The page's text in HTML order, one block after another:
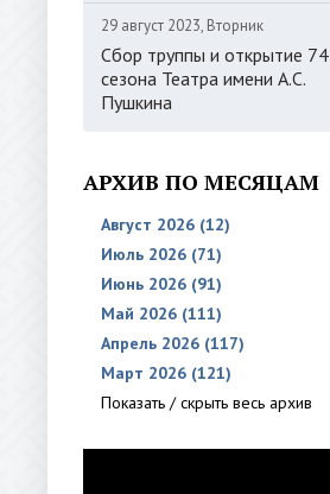
29 август 2023, Вторник
Сбор труппы и открытие 74
сезона Театра имени А.С.
Пушкина
АРХИВ ПО МЕСЯЦАМ
Август 2026 (12)
Июль 2026 (71)
Июнь 2026 (91)
Май 2026 (111)
Апрель 2026 (117)
Март 2026 (121)
Показать / скрыть весь архив